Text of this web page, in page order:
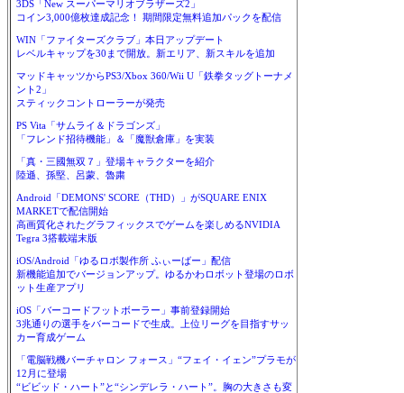
3DS「New スーパーマリオブラザーズ2」
コイン3,000億枚達成記念！ 期間限定無料追加パックを配信
WIN「ファイターズクラブ」本日アップデート
レベルキャップを30まで開放。新エリア、新スキルを追加
マッドキャッツからPS3/Xbox 360/Wii U「鉄拳タッグトーナメ
ント2」
スティックコントローラーが発売
PS Vita「サムライ＆ドラゴンズ」
「フレンド招待機能」＆「魔獣倉庫」を実装
「真・三國無双７」登場キャラクターを紹介
陸遜、孫堅、呂蒙、魯粛
Android「DEMONS' SCORE（THD）」がSQUARE ENIX
MARKETで配信開始
高画質化されたグラフィックスでゲームを楽しめるNVIDIA
Tegra 3搭載端末版
iOS/Android「ゆるロボ製作所 ふぃーばー」配信
新機能追加でバージョンアップ。ゆるかわロボット登場のロボ
ット生産アプリ
iOS「バーコードフットボーラー」事前登録開始
3兆通りの選手をバーコードで生成。上位リーグを目指すサッ
カー育成ゲーム
「電脳戦機バーチャロン フォース」“フェイ・イェン”プラモが
12月に登場
“ビビッド・ハート”と“シンデレラ・ハート”。胸の大きさも変